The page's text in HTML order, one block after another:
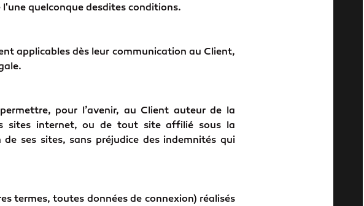
quelconque desdites conditions.
applicables dès leur communication au Client,
pour l’avenir, au Client auteur de la
sites internet, ou de tout site affilié sous la
ses sites, sans préjudice des indemnités qui
termes, toutes données de connexion) réalisés